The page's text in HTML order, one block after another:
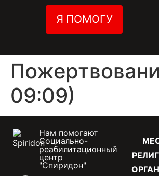
Я ПОМОГУ
09:09)
Нам помогают
Социально-
реабилитационный
центр
"Спиридон"